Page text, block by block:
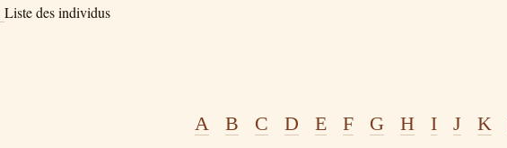
Liste des individus
A B C D E F G H I J K